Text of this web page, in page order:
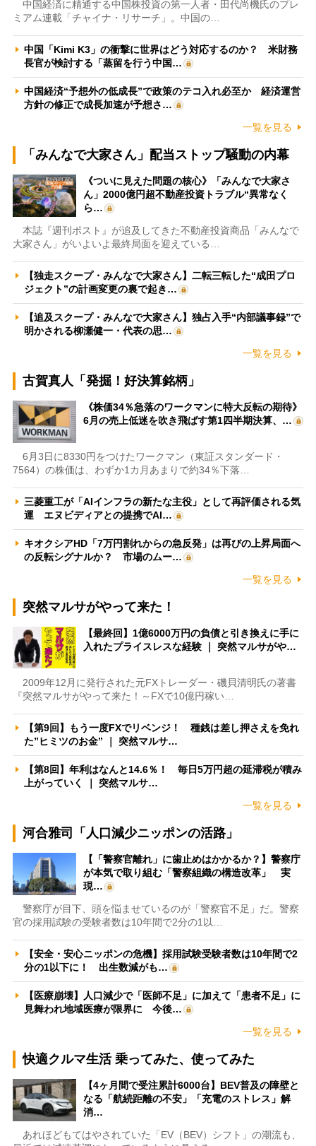
中国経済に精通する中国株投資の第一人者・田代尚機氏のプレ
ミアム連載「チャイナ・リサーチ」。中国の…
中国「Kimi K3」の衝撃に世界はどう対応するのか？ 米財務
長官が検討する「蒸留を行う中国…
中国経済“予想外の低成長”で政策のテコ入れ必至か 経済運営
方針の修正で成長加速が予想さ…
一覧を見る
「みんなで大家さん」配当ストップ騒動の内幕
《ついに見えた問題の核心》「みんなで大家さ
ん」2000億円超不動産投資トラブル“異常なく
ら…
本誌『週刊ポスト』が追及してきた不動産投資商品「みんなで
大家さん」がいよいよ最終局面を迎えている…
【独走スクープ・みんなで大家さん】二転三転した“成田プロ
ジェクト”の計画変更の裏で起き…
【追及スクープ・みんなで大家さん】独占入手“内部議事録”で
明かされる柳瀬健一・代表の思…
一覧を見る
古賀真人「発掘！好決算銘柄」
《株価34％急落のワークマンに特大反転の期待》
6月の売上低迷を吹き飛ばす第1四半期決算、…
6月3日に8330円をつけたワークマン（東証スタンダード・
7564）の株価は、わずか1カ月あまりで約34％下落…
三菱重工が「AIインフラの新たな主役」として再評価される気
運 エヌビディアとの提携でAI…
キオクシアHD「7万円割れからの急反発」は再びの上昇局面へ
の反転シグナルか？ 市場のムー…
一覧を見る
突然マルサがやって来た！
【最終回】1億6000万円の負債と引き換えに手に
入れたプライスレスな経験 ｜ 突然マルサがや…
2009年12月に発行された元FXトレーダー・磯貝清明氏の著書
『突然マルサがやって来た！～FXで10億円稼い…
【第9回】もう一度FXでリベンジ！ 種銭は差し押さえを免れ
た”ヒミツのお金” ｜ 突然マルサ…
【第8回】年利はなんと14.6％！ 毎日5万円超の延滞税が積み
上がっていく ｜ 突然マルサ…
一覧を見る
河合雅司「人口減少ニッポンの活路」
【「警察官離れ」に歯止めはかかるか？】警察庁
が本気で取り組む「警察組織の構造改革」 実
現…
警察庁が目下、頭を悩ませているのが「警察官不足」だ。警察
官の採用試験の受験者数は10年間で2分の1以…
【安全・安心ニッポンの危機】採用試験受験者数は10年間で2
分の1以下に！ 出生数減がも…
【医療崩壊】人口減少で「医師不足」に加えて「患者不足」に
見舞われ地域医療が限界に 今後…
一覧を見る
快適クルマ生活 乗ってみた、使ってみた
【4ヶ月間で受注累計6000台】BEV普及の障壁と
なる「航続距離の不安」「充電のストレス」解
消…
あれほどもてはやされていた「EV（BEV）シフト」の潮流も、